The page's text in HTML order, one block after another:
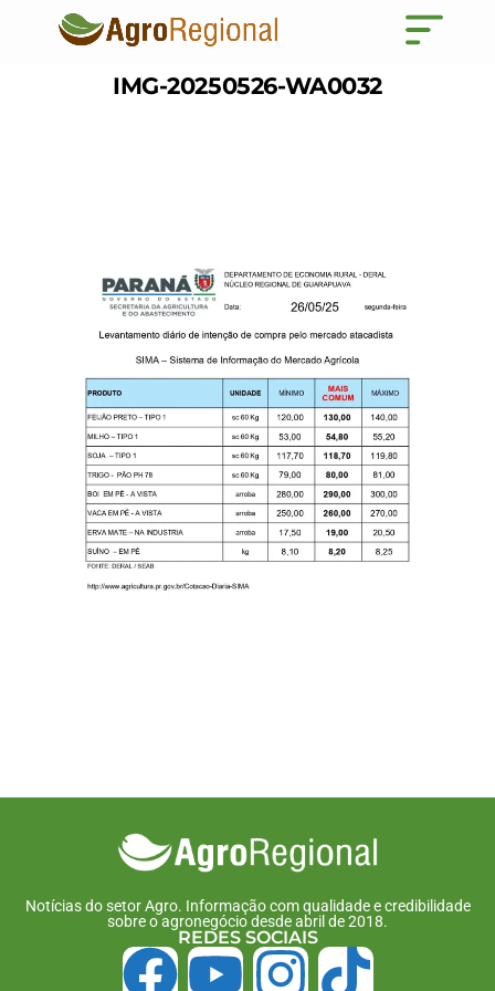
IMG-20250526-WA0032
Notícias do setor Agro. Informação com qualidade e credibilidade
sobre o agronegócio desde abril de 2018.
REDES SOCIAIS